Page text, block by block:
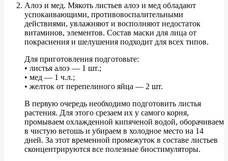
Алоэ и мед. Мякоть листьев алоэ и мед обладают
успокаивающими, противовоспалительными
действиями, увлажняют и восполняют недостаток
витаминов, элементов. Состав маски для лица от
покраснения и шелушения подходит для всех типов.
Для приготовления подготовьте:
• листья алоэ — 1 шт.;
• мед — 1 ч.л.;
• желток от перепелиного яйца — 2 шт.
В первую очередь необходимо подготовить листья
растения. Для этого срезаем их у самого корня,
промываем охлажденной кипяченой водой, оборачиваем
в чистую ветошь и убираем в холодное место на 14
дней. За этот временной промежуток в составе листьев
сконцентрируются все полезные биостимуляторы.